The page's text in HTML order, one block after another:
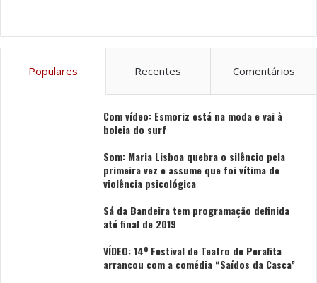
Populares Recentes Comentários
Com vídeo: Esmoriz está na moda e vai à
boleia do surf
Som: Maria Lisboa quebra o silêncio pela
primeira vez e assume que foi vítima de
violência psicológica
Sá da Bandeira tem programação definida
até final de 2019
VÍDEO: 14º Festival de Teatro de Perafita
arrancou com a comédia “Saídos da Casca”